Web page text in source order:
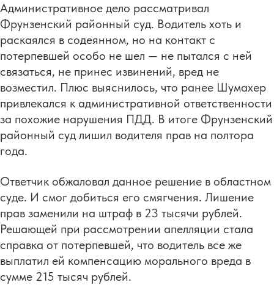
Административное дело рассматривал
Фрунзенский районный суд. Водитель хоть и
раскаялся в содеянном, но на контакт с
потерпевшей особо не шел — не пытался с ней
связаться, не принес извинений, вред не
возместил. Плюс выяснилось, что ранее Шумахер
привлекался к административной ответственности
за похожие нарушения ПДД. В итоге Фрунзенский
районный суд лишил водителя прав на полтора
года.
Ответчик обжаловал данное решение в областном
суде. И смог добиться его смягчения. Лишение
прав заменили на штраф в 23 тысячи рублей.
Решающей при рассмотрении апелляции стала
справка от потерпевшей, что водитель все же
выплатил ей компенсацию морального вреда в
сумме 215 тысяч рублей.